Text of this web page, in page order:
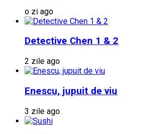
o zi ago
Detective Chen 1 & 2
2 zile ago
Enescu, jupuit de viu
3 zile ago